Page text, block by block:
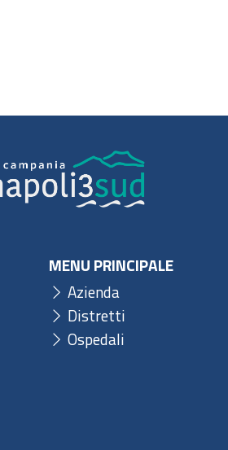
MENU PRINCIPALE
Azienda
Distretti
Ospedali